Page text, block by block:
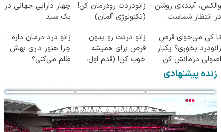
والکس، آینده‌ای روشن
در انتظار شماست
زانودردت رودرمان کن!
(تکنولوژی آلمان)
چهار دارایی جهانی در
یک سبد
تا کی می‌خوای قرص
زانودرد بخوری؟ یکبار
اصولی درمانش کن
زانو دردت رو بدون
قرص برای همیشه
خوب کن! (قدم اول،
زانو درد درمان داره…
چرا هنوز داری بهش
ظلم می‌کنی؟
زنده پیشنهادی